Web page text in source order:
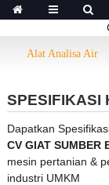
Alat Analisa Air
SPESIFIKASI
Dapatkan
CV GIAT SUMBER
mesin pertanian &
industri UMKM